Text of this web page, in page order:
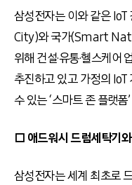
삼성전자는 이와 같은
City)와 국가(Smart
위해 건설·유통·헬스케어
추진하고 있고 가정의
수 있는 ‘스마트 존 플랫
□ 애드워시 드럼세탁기
삼성전자는 세계 최초로